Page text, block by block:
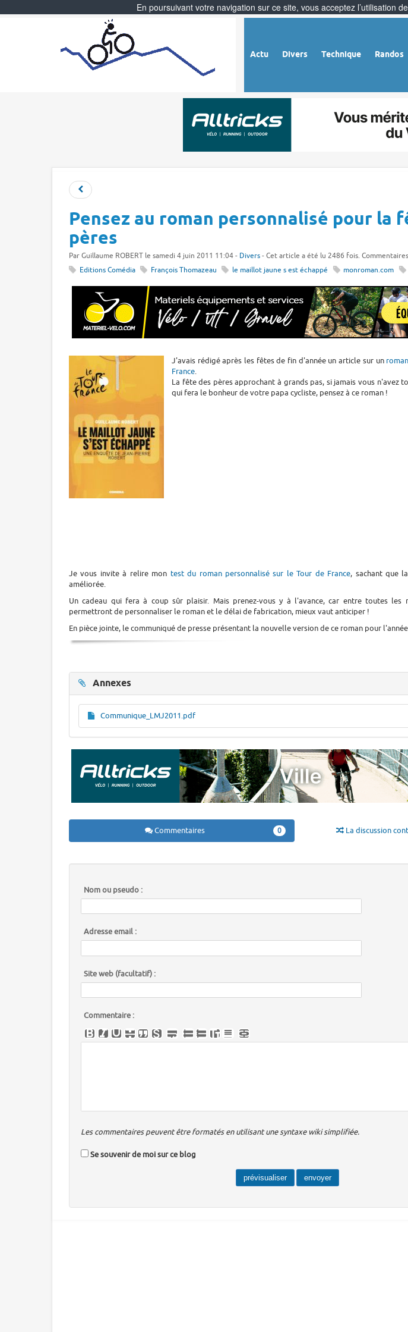
Actu Divers Technique Randos
Pensez au roman personnalisé pour la
pères
Par Guillaume ROBERT le samedi 4 juin 2011 11:04 - Divers - Cet article a été lu 2486 fois.
Editions Comédia
François Thomazeau le maillot jaune s est échappé monroman.com
J'avais rédigé après les fêtes de fin d'année un article sur un
France.
La fête des pères approchant à grands pas, si jamais vous n'avez
qui fera le bonheur de votre papa cycliste, pensez à ce roman !
Je vous invite à relire mon test du roman personnalisé sur le Tour de France, sachant que
améliorée.
Un cadeau qui fera à coup sûr plaisir. Mais prenez-vous y à l'avance, car entre toutes les
permettront de personnaliser le roman et le délai de fabrication, mieux vaut anticiper !
En pièce jointe, le communiqué de presse présentant la nouvelle version de ce roman pour
Annexes
Communique_LMJ2011.pdf
Commentaires 0 La discussion
Nom ou pseudo :
Adresse email :
Site web (facultatif) :
Commentaire :
Les commentaires peuvent être formatés en utilisant une syntaxe wiki simplifiée.
Se souvenir de moi sur ce blog
En poursuivant votre navigation sur ce site, vous acceptez l’utilisation